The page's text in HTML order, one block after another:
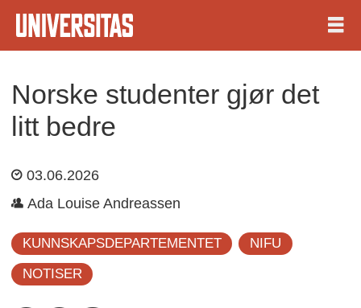
Norske studenter gjør det
litt bedre
03.06.2026
Ada Louise Andreassen
KUNNSKAPSDEPARTEMENTET NIFU
NOTISER